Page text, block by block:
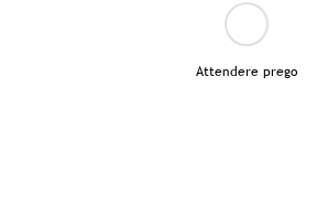
Attendere prego